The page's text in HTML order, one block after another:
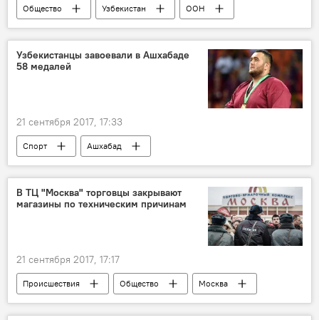
Общество Узбекистан
ООН
снежные барсы
ирбисы
Узбекистанцы завоевали в Ашхабаде
58 медалей
21 сентября 2017, 17:33
Спорт
Ашхабад
V Азиатские игры в закрытых помещениях и по боевым искусствам
В ТЦ "Москва" торговцы закрывают
магазины по техническим причинам
21 сентября 2017, 17:17
Происшествия Общество
Москва
Мигранты
массовая драка